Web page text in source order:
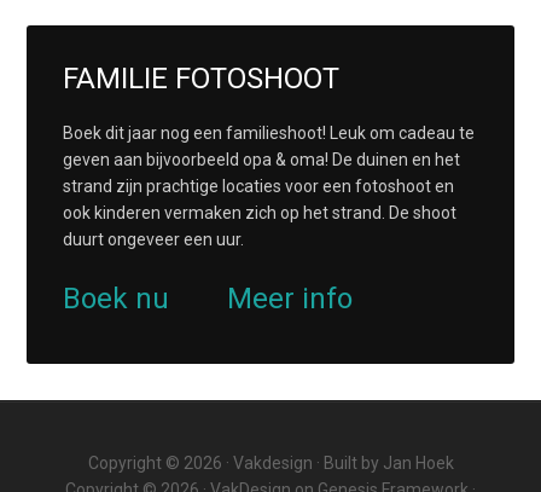
FAMILIE FOTOSHOOT
Boek dit jaar nog een familieshoot! Leuk om cadeau te
geven aan bijvoorbeeld opa & oma! De duinen en het
strand zijn prachtige locaties voor een fotoshoot en
ook kinderen vermaken zich op het strand. De shoot
duurt ongeveer een uur.
Boek nu Meer info
Copyright © 2026 · Vakdesign · Built by Jan Hoek